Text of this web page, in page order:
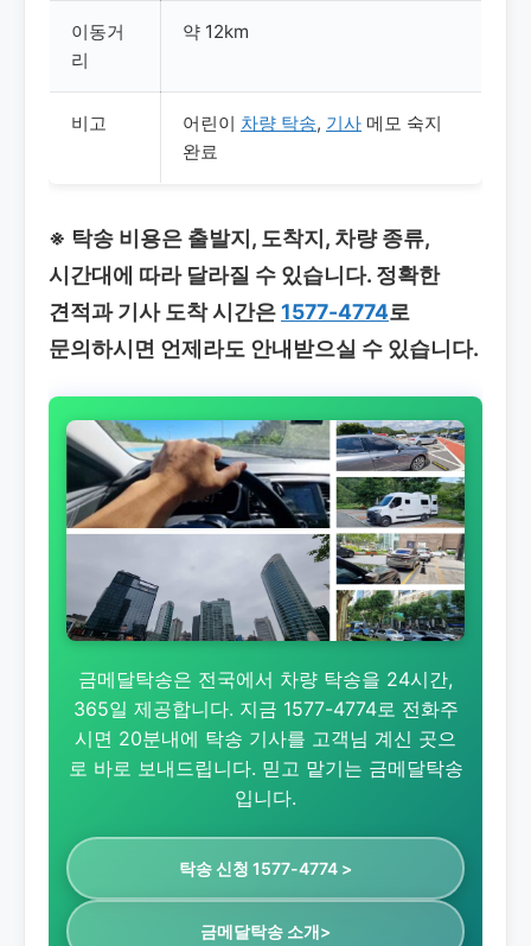
이동거
리
약 12km
비고 어린이 차량 탁송, 기사 메모 숙지
완료
※ 탁송 비용은 출발지, 도착지, 차량 종류,
시간대에 따라 달라질 수 있습니다. 정확한
견적과 기사 도착 시간은1577-4774로
문의하시면 언제라도 안내받으실 수 있습니다.
금메달탁송은 전국에서 차량 탁송을 24시간,
365일 제공합니다. 지금 1577-4774로 전화주
시면 20분내에 탁송 기사를 고객님 계신 곳으
로 바로 보내드립니다. 믿고 맡기는 금메달탁송
입니다.
탁송 신청 1577-4774 >
금메달탁송 소개>